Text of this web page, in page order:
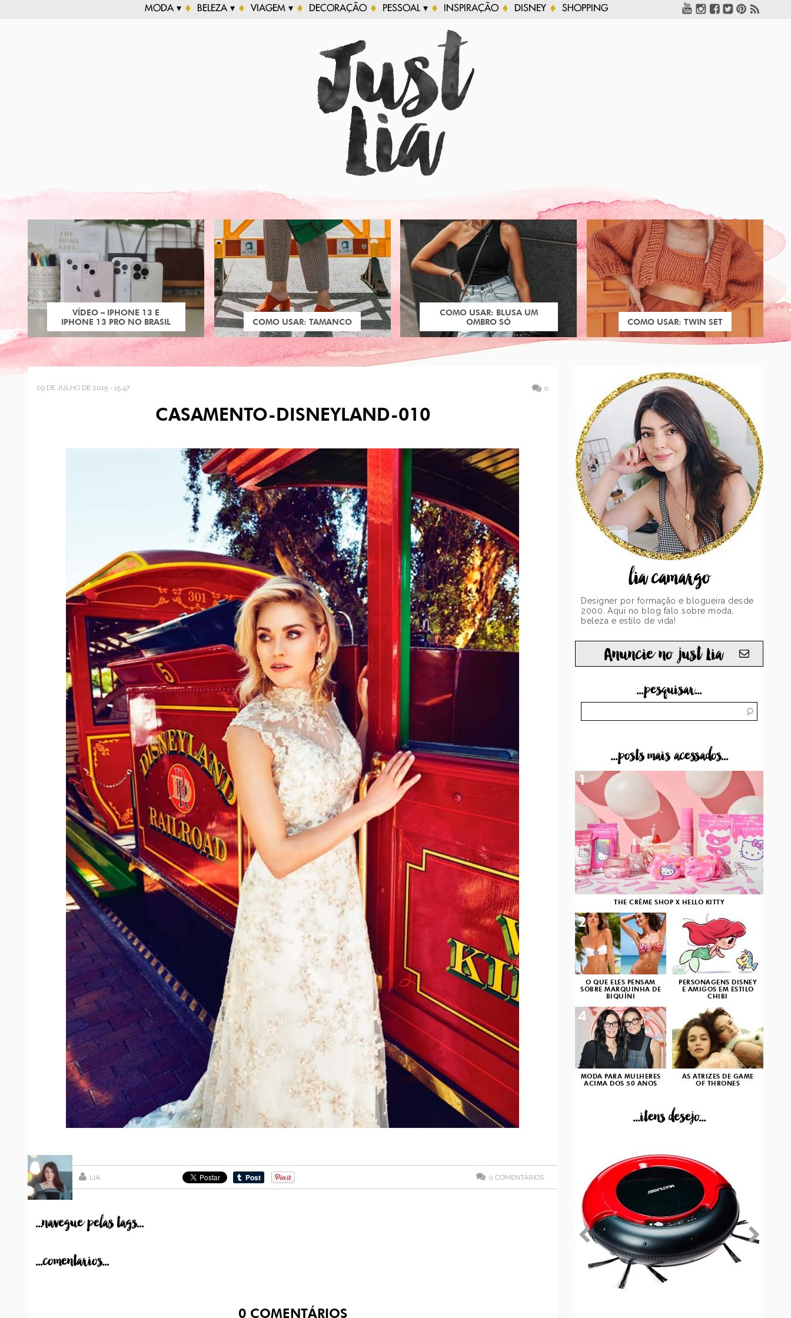
MODA ▾ BELEZA ▾ VIAGEM ▾ DECORAÇÃO PESSOAL ▾ INSPIRAÇÃO DISNEY SHOPPING
VÍDEO – IPHONE 13 E
IPHONE 13 PRO NO BRASIL
COMO USAR: TAMANCO
COMO USAR: BLUSA UM
OMBRO SÓ
COMO USAR: TWIN SET
09 DE JULHO DE 2015 - 15:47 0
CASAMENTO-DISNEYLAND-010
LIA 0 COMENTÁRIOS
...navegue pelas tags...
...comentarios...
0COMENTÁRIOS
lia camargo
Designer por formação e blogueira desde
2000. Aqui no blog falo sobre moda,
beleza e estilo de vida!
Anuncie no just Lia
...pesquisar...
...posts mais acessados...
THE CRÈME SHOP X HELLO KITTY
1
O QUE ELES PENSAM
SOBRE MARQUINHA DE
BIQUÍNI
2
PERSONAGENS DISNEY
E AMIGOS EM ESTILO
CHIBI
3
MODA PARA MULHERES
ACIMA DOS 50 ANOS
4
AS ATRIZES DE GAME
OF THRONES
...itens desejo...